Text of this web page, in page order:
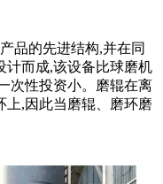
品的先进结构,并在同
计而成,该设备比球磨机
次性投资小。磨辊在离
上,因此当磨辊、磨环磨